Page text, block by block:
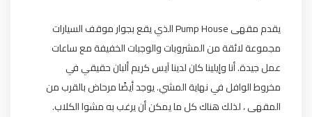
يقدم مقهى Pump House الذي يقع بجوار موقف السيارات
مجموعة لائقة من المشروبات والوجبات الخفيفة مع ساعات
عمل جيدة.أنا وإيلينا كان لدينا آيس كريم ألبان حقيقي في
مخروط الوافل في نهاية المشي.يوجد أيضًا مرحاض بالقرب من
المقهى ، لذلك هناك كل ما يمكن أن يرغب به مشوا الكلاب.